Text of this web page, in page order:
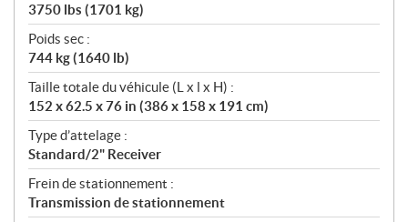
3750 lbs (1701 kg)
Poids sec :
744 kg (1640 lb)
Taille totale du véhicule (L x l x H) :
152 x 62.5 x 76 in (386 x 158 x 191 cm)
Type d’attelage :
Standard/2" Receiver
Frein de stationnement :
Transmission de stationnement